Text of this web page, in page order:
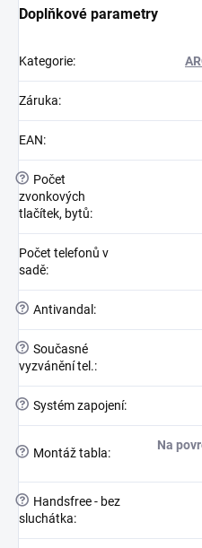
Doplňkové parametry
Kategorie:
Záruka:
EAN:
?
Počet
zvonkových
tlačítek, bytů:
Počet telefonů v
sadě:
? Antivandal :
? Současné
vyzvánění tel.:
? Systém zapojení:
? Montáž tabla:
Na
?
Handsfree - bez
sluchátka: